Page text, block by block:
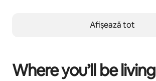
Afișează tot
Where you’ll be living